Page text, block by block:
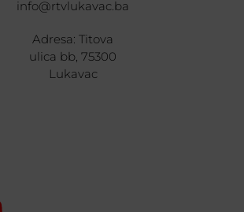
info@rtvlukavac.ba
Adresa: Titova
ulica bb, 75300
Lukavac